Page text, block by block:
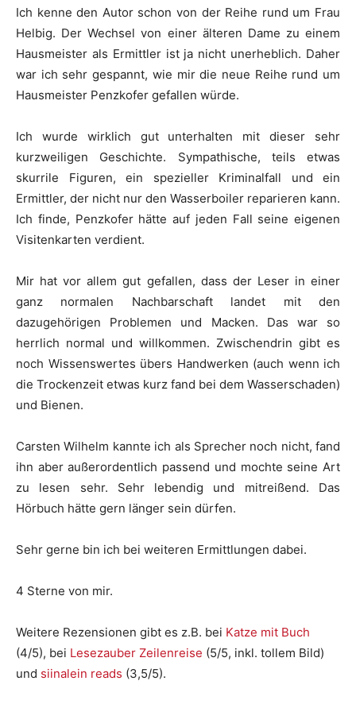
Ich kenne den Autor schon von der Reihe rund um Frau
Helbig. Der Wechsel von einer älteren Dame zu einem
Hausmeister als Ermittler ist ja nicht unerheblich. Daher
war ich sehr gespannt, wie mir die neue Reihe rund um
Hausmeister Penzkofer gefallen würde.
Ich wurde wirklich gut unterhalten mit dieser sehr
kurzweiligen Geschichte. Sympathische, teils etwas
skurrile Figuren, ein spezieller Kriminalfall und ein
Ermittler, der nicht nur den Wasserboiler reparieren kann.
Ich finde, Penzkofer hätte auf jeden Fall seine eigenen
Visitenkarten verdient.
Mir hat vor allem gut gefallen, dass der Leser in einer
ganz normalen Nachbarschaft landet mit den
dazugehörigen Problemen und Macken. Das war so
herrlich normal und willkommen. Zwischendrin gibt es
noch Wissenswertes übers Handwerken (auch wenn ich
die Trockenzeit etwas kurz fand bei dem Wasserschaden)
und Bienen.
Carsten Wilhelm kannte ich als Sprecher noch nicht, fand
ihn aber außerordentlich passend und mochte seine Art
zu lesen sehr. Sehr lebendig und mitreißend. Das
Hörbuch hätte gern länger sein dürfen.
Sehr gerne bin ich bei weiteren Ermittlungen dabei.
4 Sterne von mir.
Weitere Rezensionen gibt es z.B. bei Katze mit Buch
(4/5), bei Lesezauber Zeilenreise (5/5, inkl. tollem Bild)
und siinalein reads (3,5/5).